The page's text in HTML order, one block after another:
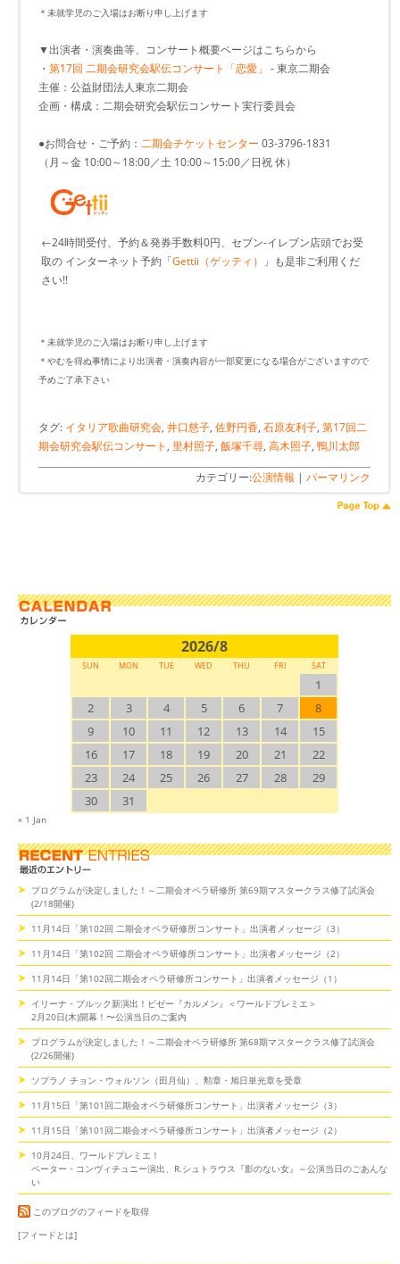
＊未就学児のご入場はお断り申し上げます
▼出演者・演奏曲等、コンサート概要ページはこちらから
・ 第17回 二期会研究会駅伝コンサート「恋愛」 - 東京二期会
主催：公益財団法人東京二期会
企画・構成：二期会研究会駅伝コンサート実行委員会
●お問合せ・ご予約： 二期会チケットセンター 03-3796-1831
（月～金 10:00～18:00／土 10:00～15:00／日祝 休）
←24時間受付、予約＆発券手数料0円、セブン-イレブン店頭でお受
取の インターネット予約「Gettii（ゲッティ）
」も是非ご利用くだ
さい!!
＊未就学児のご入場はお断り申し上げます
＊やむを得ぬ事情により出演者・演奏内容が一部変更になる場合がございますので
予めご了承下さい
タグ: イタリア歌曲研究会, 井口慈子, 佐野円香, 石原友利子, 第17回二
期会研究会駅伝コンサート, 里村照子, 飯塚千尋, 高木照子, 鴨川太郎
カテゴリー:公演情報 | パーマリンク
2026/8
SUN MON TUE WED THU FRI SAT
1
2
3 4 5 6 7
8
9
10 11 12 13 14
15
16
17 18 19 20 21
22
23
24 25 26 27 28
29
30
31
« 1 Jan
プログラムが決定しました！～二期会オペラ研修所 第69期マスタークラス修了試演会
(2/18開催)
11月14日「第102回 二期会オペラ研修所コンサート」出演者メッセージ（3）
11月14日「第102回 二期会オペラ研修所コンサート」出演者メッセージ（2）
11月14日「第102回二期会オペラ研修所コンサート」出演者メッセージ（1）
イリーナ・ブルック新演出！ビゼー『カルメン』＜ワールドプレミエ＞
2月20日(木)開幕！〜公演当日のご案内
プログラムが決定しました！～二期会オペラ研修所 第68期マスタークラス修了試演会
(2/26開催)
ソプラノ チョン・ウォルソン（田月仙）、勲章・旭日単光章を受章
11月15日「第101回二期会オペラ研修所コンサート」出演者メッセージ（3）
11月15日「第101回二期会オペラ研修所コンサート」出演者メッセージ（2）
10月24日、ワールドプレミエ！
ペーター・コンヴィチュニー演出、R.シュトラウス『影のない女』～公演当日のごあんな
い
このブログのフィードを取得
[フィードとは]